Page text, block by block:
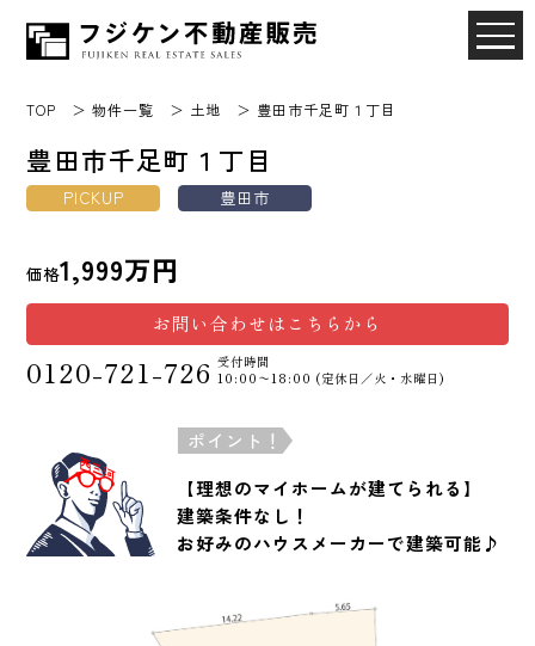
TOP 物件一覧 土地 豊田市千足町１丁目
豊田市千足町１丁目
PICKUP 豊田市
価格1,999万円
お問い合わせはこちらから
0120-721-726 受付時間
10:00〜18:00 (定休日／火・水曜日)
ポイント！
【理想のマイホームが建てられる】
建築条件なし！
お好みのハウスメーカーで建築可能♪